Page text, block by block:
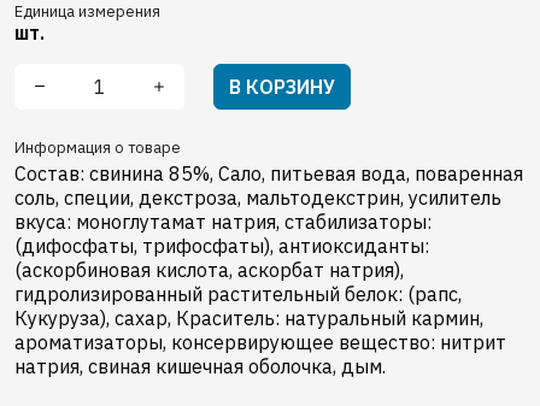
Единица измерения
шт.
В КОРЗИНУ
Информация о товаре
Состав: свинина 85%, Сало, питьевая вода, поваренная
соль, cпеции, декстроза, мальтодекстрин, усилитель
вкуса: моноглутамат натрия, cтабилизаторы:
(дифосфаты, трифосфаты), антиоксиданты:
(аскорбиновая кислота, аскорбат натрия),
гидролизированный растительный белок: (рапс,
Кукуруза), сахар, Краситель: натуральный кармин,
ароматизаторы, консервирующее вещество: нитрит
натрия, свиная кишечная оболочка, дым.